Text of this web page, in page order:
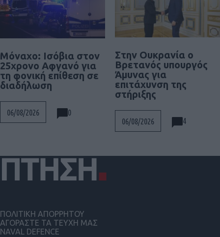
Μόναχο: Ισόβια στον
25χρονο Αφγανό για
τη φονική επίθεση σε
διαδήλωση
06/08/2026 0
Στην Ουκρανία ο
Βρετανός υπουργός
Άμυνας για
επιτάχυνση της
στήριξης
06/08/2026 4
ΠΟΛΙΤΙΚΗ ΑΠΟΡΡΗΤΟΥ
ΑΓΟΡΑΣΤΕ ΤΑ ΤΕΥΧΗ ΜΑΣ
NAVAL DEFENCE